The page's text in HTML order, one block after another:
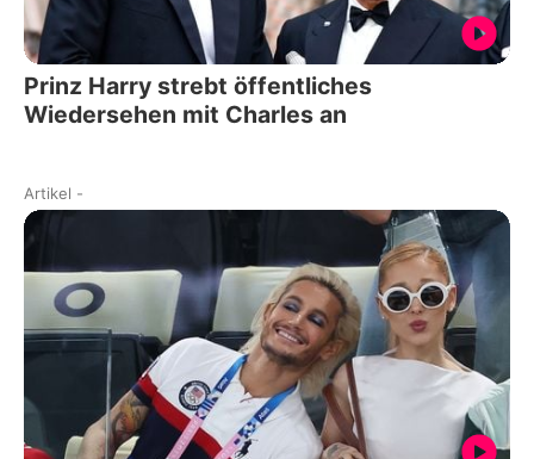
Prinz Harry strebt öffentliches
Wiedersehen mit Charles an
Artikel -